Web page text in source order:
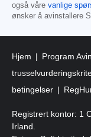
også våre vanlige
ønsker å avinstallere
Hjem Program
betingelser
Registrert kontor: 1
Irland.